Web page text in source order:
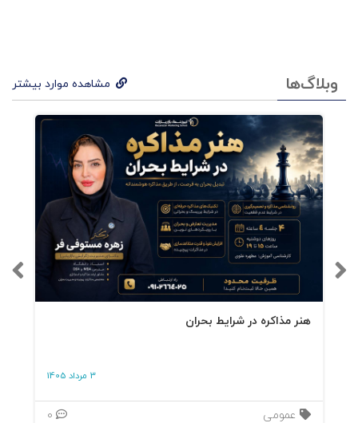
وبلاگ‌ها مشاهده موارد بیشتر
هنر مذاکره در شرایط بحران
3 مرداد 1405
عمومی